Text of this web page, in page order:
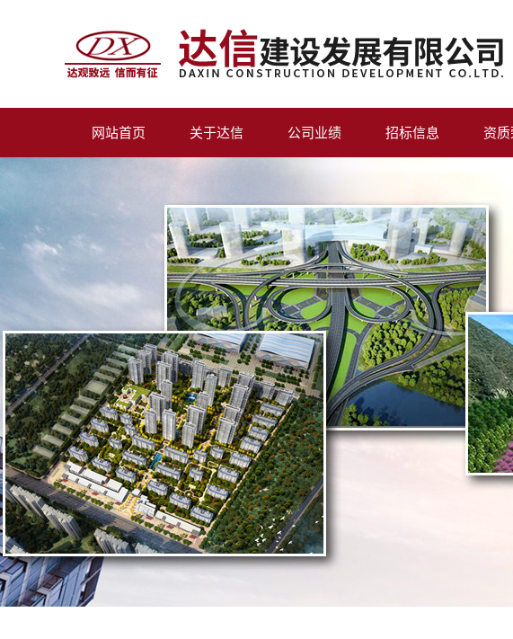
网站首页 关于达信 公司业绩 招标信息 资